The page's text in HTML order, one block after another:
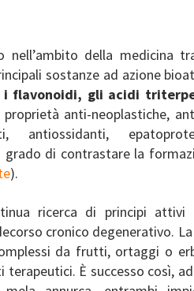
della medicina
sostanze ad azione
flavonoidi, gli acidi
anti-neoplastiche,
antiossidanti,
di contrastare la
).
ricerca di principi attivi
cronico degenerativo.
da frutti, ortaggi o
È successo così,